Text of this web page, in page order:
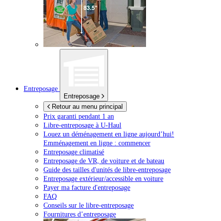
Entreposage
Entreposage
Retour au menu principal
Prix garanti pendant 1 an
Libre-entreposage à U-Haul
Louez un déménagement en ligne aujourd’hui!
Emménagement en ligne : commencer
Entreposage climatisé
Entreposage de VR, de voiture et de bateau
Guide des tailles d'unités de libre-entreposage
Entreposage extérieur/accessible en voiture
Payer ma facture d'entreposage
FAQ
Conseils sur le libre-entreposage
Fournitures d’entreposage